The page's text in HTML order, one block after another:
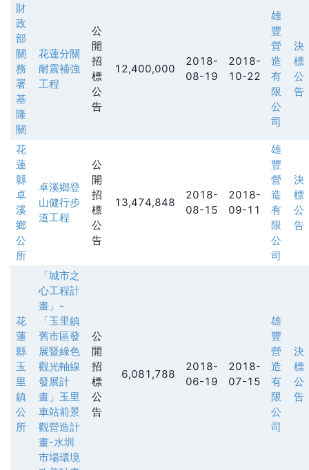
財
政
部
關
務
署
基
隆
關
花蓮分關
耐震補強
工程
公
開
招
標
公
告
12,400,000
2018-
08-19
2018-
10-22
雄
豐
營
造
有
限
公
司
決
標
公
告
花
蓮
縣
卓
溪
鄉
公
所
卓溪鄉登
山健行步
道工程
公
開
招
標
公
告
13,474,848
2018-
08-15
2018-
09-11
雄
豐
營
造
有
限
公
司
決
標
公
告
花
蓮
縣
玉
里
鎮
公
所
「城市之
心工程計
畫」-
「玉里鎮
舊市區發
展暨綠色
觀光軸線
發展計
畫」玉里
車站前景
觀營造計
畫-水圳
市場環境
公
開
招
標
公
告
6,081,788
2018-
06-19
2018-
07-15
雄
豐
營
造
有
限
公
司
決
標
公
告